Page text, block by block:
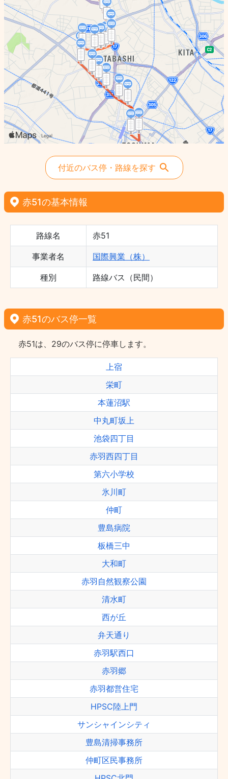
付近のバス停・路線を探す
赤51の基本情報
路線名 赤51
事業者名 国際興業（株）
種別 路線バス（民間）
赤51のバス停一覧
赤51は、29のバス停に停車します。
上宿
栄町
本蓮沼駅
中丸町坂上
池袋四丁目
赤羽西四丁目
第六小学校
氷川町
仲町
豊島病院
板橋三中
大和町
赤羽自然観察公園
清水町
西が丘
弁天通り
赤羽駅西口
赤羽郷
赤羽都営住宅
HPSC陸上門
サンシャインシティ
豊島清掃事務所
仲町区民事務所